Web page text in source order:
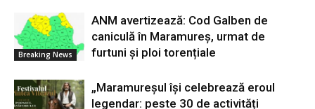
Breaking News
ANM avertizează: Cod Galben de
caniculă în Maramureș, urmat de
furtuni și ploi torențiale
„Maramureșul își celebrează eroul
legendar: peste 30 de activități